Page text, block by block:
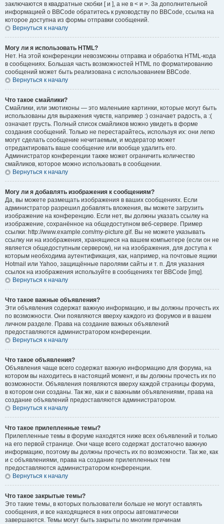
заключаются в квадратные скобки [ и ], а не в < и >. За дополнительной
информацией о BBCode обратитесь к руководству по BBCode, ссылка на
которое доступна из формы отправки сообщений.
Вернуться к началу
Могу ли я использовать HTML?
Нет. На этой конференции невозможны отправка и обработка HTML-кода
в сообщениях. Большая часть возможностей HTML по форматированию
сообщений может быть реализована с использованием BBCode.
Вернуться к началу
Что такое смайлики?
Смайлики, или эмотиконы — это маленькие картинки, которые могут быть
использованы для выражения чувств, например :) означает радость, а :(
означает грусть. Полный список смайликов можно увидеть в форме
создания сообщений. Только не перестарайтесь, используя их: они легко
могут сделать сообщение нечитаемым, и модератор может
отредактировать ваше сообщение или вообще удалить его.
Администратор конференции также может ограничить количество
смайликов, которое можно использовать в сообщении.
Вернуться к началу
Могу ли я добавлять изображения к сообщениям?
Да, вы можете размещать изображения в ваших сообщениях. Если
администратор разрешил добавлять вложения, вы можете загрузить
изображение на конференцию. Если нет, вы должны указать ссылку на
изображение, сохранённое на общедоступном веб-сервере. Пример
ссылки: http://www.example.com/my-picture.gif. Вы не можете указывать
ссылку ни на изображения, хранящиеся на вашем компьютере (если он не
является общедоступным сервером), ни на изображения, для доступа к
которым необходима аутентификация, как, например, на почтовые ящики
Hotmail или Yahoo, защищённые паролями сайты и т. п. Для указания
ссылок на изображения используйте в сообщениях тег BBCode [img].
Вернуться к началу
Что такое важные объявления?
Эти объявления содержат важную информацию, и вы должны прочесть их
по возможности. Они появляются вверху каждого из форумов и в вашем
личном разделе. Права на создание важных объявлений
предоставляются администратором конференции.
Вернуться к началу
Что такое объявления?
Объявления чаще всего содержат важную информацию для форума, на
котором вы находитесь в настоящий момент, и вы должны прочесть их по
возможности. Объявления появляются вверху каждой страницы форума,
в котором они созданы. Так же, как и с важными объявлениями, права на
создание объявлений предоставляются администратором.
Вернуться к началу
Что такое прилепленные темы?
Прилепленные темы в форуме находятся ниже всех объявлений и только
на его первой странице. Они чаще всего содержат достаточно важную
информацию, поэтому вы должны прочесть их по возможности. Так же, как
и с объявлениями, права на создание прилепленных тем
предоставляются администратором конференции.
Вернуться к началу
Что такое закрытые темы?
Это такие темы, в которых пользователи больше не могут оставлять
сообщения, и все находящиеся в них опросы автоматически
завершаются. Темы могут быть закрыты по многим причинам